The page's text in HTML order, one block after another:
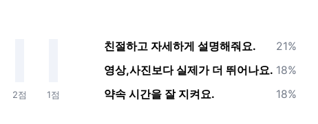
2점 1점
친절하고 자세하게 설명해줘요.
21%
영상,사진보다 실제가 더 뛰어나요. 18%
약속 시간을 잘 지켜요.
18%